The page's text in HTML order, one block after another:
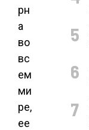
рн
а
во
вс
ем
ми
ре,
ее